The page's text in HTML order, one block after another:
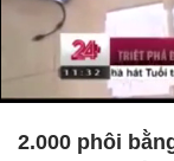
2.000 phôi